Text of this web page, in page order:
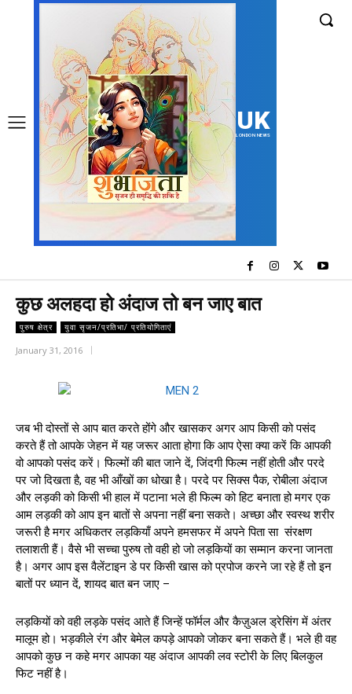
UK
LONDON NEWS
कुछ अलहदा हो अंदाज तो बन जाए बात
पुरुष क्षेत्र युवा सृजन/प्रतिभा/ प्रतियोगिताएं
January 31, 2016
जब भी दोस्तों से आप बात करते होंगे और खासकर अगर आप किसी को पसंद
करते हैं तो आपके जेहन में यह जरूर आता होगा कि आप ऐसा क्या करें कि आपकी
वो आपको पसंद करें। फिल्मों की बात जाने दें, जिंदगी फिल्म नहीं होती और परदे
पर जो दिखता है, वह भी आँखों का धोखा है। परदे पर सिक्स पैक, रोबीला अंदाज
और लड़की को किसी भी हाल में पटाना भले ही फिल्म को हिट बनाता हो मगर एक
आम लड़की को आप इन बातों से अपना नहीं बना सकते। अच्छा और स्वस्थ शरीर
जरूरी है मगर अधिकतर लड़कियाँ अपने हमसफर में अपने पिता सा संरक्षण
तलाशती हैं। वैसे भी सच्चा पुरुष तो वही हो जो लड़कियों का सम्मान करना जानता
है। अगर आप इस वैलेंटाइन डे पर किसी खास को प्रपोज करने जा रहे हैं तो इन
बातों पर ध्यान दें, शायद बात बन जाए –
लड़कियों को वही लड़के पसंद आते हैं जिन्हें फॉर्मल और कैज़ुअल ड्रेसिंग में अंतर
मालूम हो। भड़कीले रंग और बेमेल कपड़े आपको जोकर बना सकते हैं। भले ही वह
आपको कुछ न कहे मगर आपका यह अंदाज आपकी लव स्टोरी के लिए बिलकुल
फिट नहीं है।